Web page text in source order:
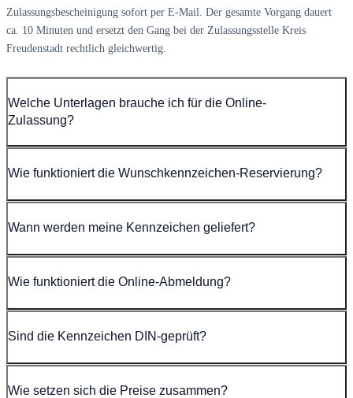
Zulassungsbescheinigung sofort per E-Mail. Der gesamte Vorgang dauert
ca. 10 Minuten und ersetzt den Gang bei der Zulassungsstelle Kreis
Freudenstadt rechtlich gleichwertig.
Welche Unterlagen brauche ich für die Online-
Zulassung?
Wie funktioniert die Wunschkennzeichen-Reservierung?
Wann werden meine Kennzeichen geliefert?
Wie funktioniert die Online-Abmeldung?
Sind die Kennzeichen DIN-geprüft?
Wie setzen sich die Preise zusammen?